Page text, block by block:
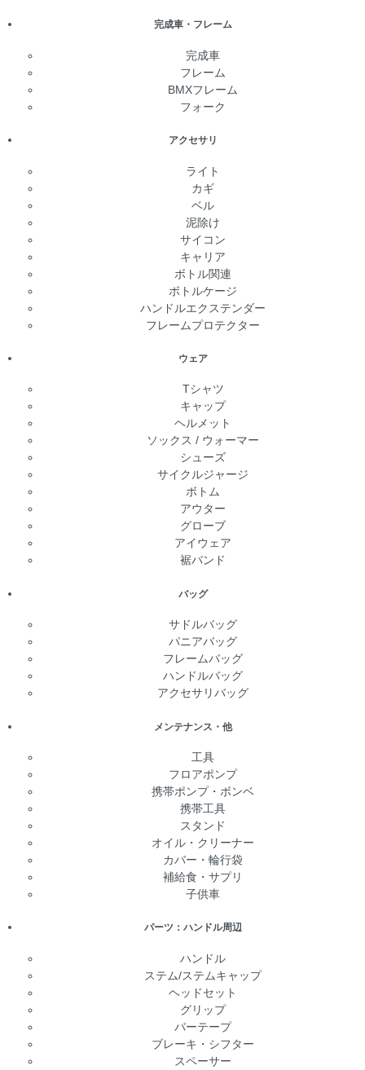
完成車・フレーム
完成車
フレーム
BMXフレーム
フォーク
アクセサリ
ライト
カギ
ベル
泥除け
サイコン
キャリア
ボトル関連
ボトルケージ
ハンドルエクステンダー
フレームプロテクター
ウェア
Tシャツ
キャップ
ヘルメット
ソックス / ウォーマー
シューズ
サイクルジャージ
ボトム
アウター
グローブ
アイウェア
裾バンド
バッグ
サドルバッグ
パニアバッグ
フレームバッグ
ハンドルバッグ
アクセサリバッグ
メンテナンス・他
工具
フロアポンプ
携帯ポンプ・ボンベ
携帯工具
スタンド
オイル・クリーナー
カバー・輪行袋
補給食・サプリ
子供車
パーツ：ハンドル周辺
ハンドル
ステム/ステムキャップ
ヘッドセット
グリップ
バーテープ
ブレーキ・シフター
スペーサー